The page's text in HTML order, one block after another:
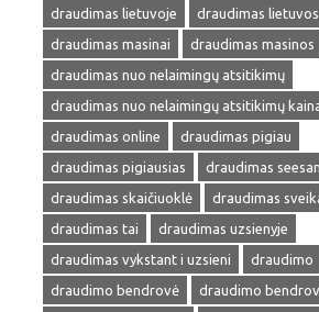
draudimas lietuvoje
draudimas lietuvos
draudimas masinai
draudimas masinos
draudimas nuo nelaimingų atsitikimų
draudimas nuo nelaimingų atsitikimų
draudimas online
draudimas pigiau
draudimas pigiausias
draudimas
draudimas skaičiuoklė
draudimas
draudimas tai
draudimas uzsienyje
draudimas vykstant i uzsieni
draudimo
draudimo bendrovė
draudimo